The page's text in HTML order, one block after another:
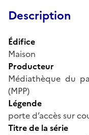
Description
Édifice
Maison
Producteur
Médiathèque du
(MPP)
Légende
porte d’accès sur
Titre de la série